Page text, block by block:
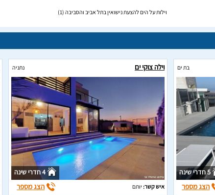
וילות על הים להצעת נישואין בתל אביב והסביבה (1)
בת ים
5 חדרי שינה
הצג מספר
וילה צוקי ים נתניה
4 חדרי שינה
איש קשר: יותם הצג מספר